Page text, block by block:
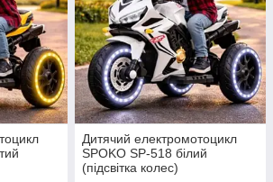
Дитячий електромотоцикл
SPOKO SP-518 білий
(підсвітка колес)